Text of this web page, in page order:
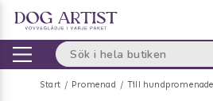
Start Promenad Till